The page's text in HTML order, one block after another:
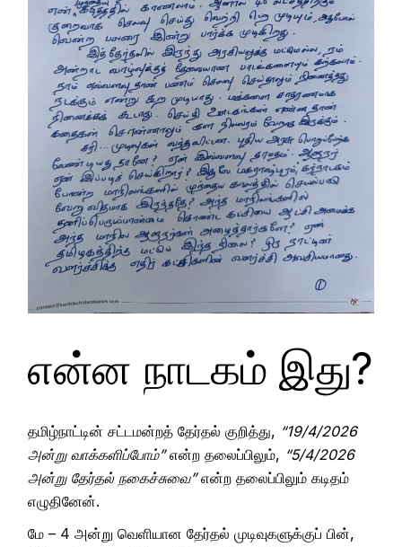
என்ன நாடகம் இது?
தமிழ்நாட்டின் சட்டமன்றத் தேர்தல் குறித்து, “19/4/2026
அன்று வாக்களிப்போம்”என்ற தலைப்பிலும், “5/4/2026
அன்று தேர்தல் நகைச்சுவை”என்ற தலைப்பிலும் கடிதம்
எழுதினேன்.
மே – 4 அன்று வெளியான தேர்தல் முடிவுகளுக்குப் பின்,